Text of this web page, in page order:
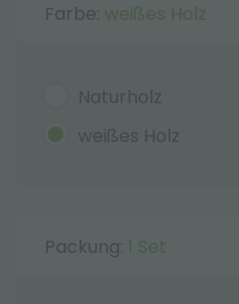
Farbe: weißes Holz
Naturholz
weißes Holz
Packung: 1 Set